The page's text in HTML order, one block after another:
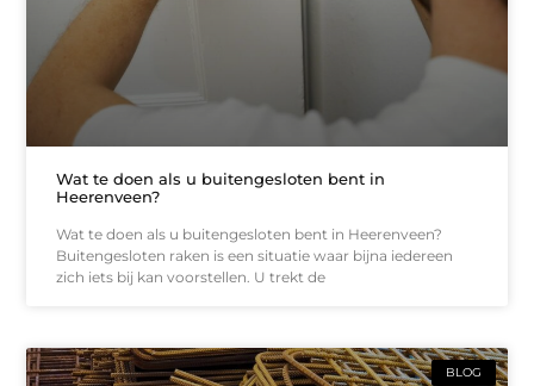
Wat te doen als u buitengesloten bent in
Heerenveen?
Wat te doen als u buitengesloten bent in Heerenveen?
Buitengesloten raken is een situatie waar bijna iedereen
zich iets bij kan voorstellen. U trekt de
BLOG